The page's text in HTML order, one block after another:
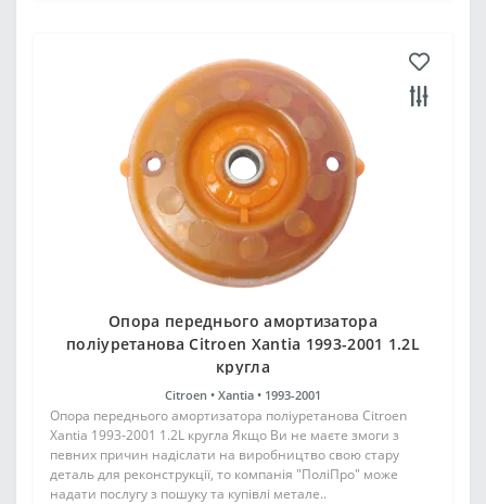
Опора переднього амортизатора
поліуретанова Citroen Xantia 1993-2001 1.2L
кругла
Citroen • Xantia • 1993-2001
Опора переднього амортизатора поліуретанова Citroen
Xantia 1993-2001 1.2L кругла Якщо Ви не маєте змоги з
певних причин надіслати на виробництво свою стару
деталь для реконструкції, то компанія "ПоліПро" може
надати послугу з пошуку та купівлі метале..